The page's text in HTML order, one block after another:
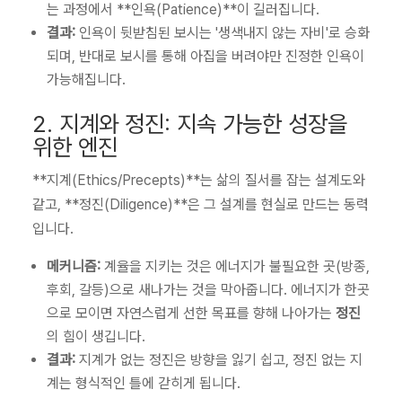
는 과정에서 **인욕(Patience)**이 길러집니다.
결과: 인욕이 뒷받침된 보시는 '생색내지 않는 자비'로 승화
되며, 반대로 보시를 통해 아집을 버려야만 진정한 인욕이
가능해집니다.
2. 지계와 정진: 지속 가능한 성장을
위한 엔진
**지계(Ethics/Precepts)**는 삶의 질서를 잡는 설계도와
같고, **정진(Diligence)**은 그 설계를 현실로 만드는 동력
입니다.
메커니즘: 계율을 지키는 것은 에너지가 불필요한 곳(방종,
후회, 갈등)으로 새나가는 것을 막아줍니다. 에너지가 한곳
으로 모이면 자연스럽게 선한 목표를 향해 나아가는 정진
의 힘이 생깁니다.
결과: 지계가 없는 정진은 방향을 잃기 쉽고, 정진 없는 지
계는 형식적인 틀에 갇히게 됩니다.